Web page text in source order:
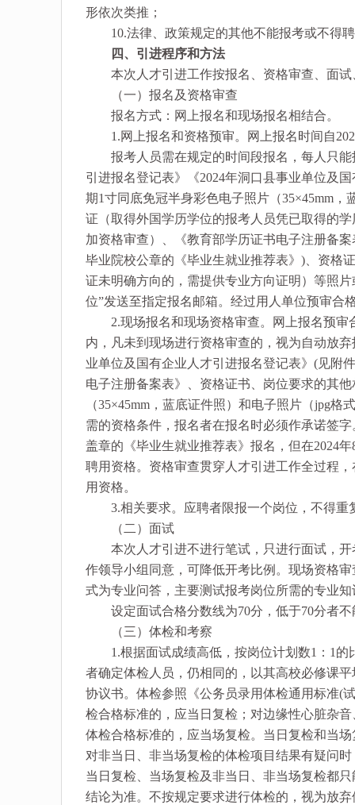
形依次类推；
10.法律、政策规定的其他不能报考或不得
四、引进程序和方法
本次人才引进工作按报名、资格审查、面试
（一）报名及资格审查
报名方式：网上报名和现场报名相结合。
1.网上报名和资格预审。网上报名时间自
报考人员需在规定的时间段报名，每人只能
引进报名登记表》《2024年洞口县事业单位及
期1寸同底免冠半身彩色电子照片（35×45mm
证（取得外国学历学位的报考人员凭已取得的
加资格审查）、《教育部学历证书电子注册备
毕业院校公章的《毕业生就业推荐表》)、资格
证未明确方向的，需提供专业方向证明）等照
位”发送至指定报名邮箱。经过用人单位预审合
2.现场报名和现场资格审查。网上报名预审
内，凡未到现场进行资格审查的，视为自动放
业单位及国有企业人才引进报名登记表》(见附
电子注册备案表》、资格证书、岗位要求的其
（35×45mm，蓝底证件照）和电子照片（jpg
需的资格条件，报名者在报名时必须作承诺签
盖章的《毕业生就业推荐表》报名，但在2024
聘用资格。资格审查贯穿人才引进工作全过程
用资格。
3.相关要求。应聘者限报一个岗位，不得重
（二）面试
本次人才引进不进行笔试，只进行面试，开
作领导小组同意，可降低开考比例。现场资格
式为专业问答，主要测试报考岗位所需的专业
设定面试合格分数线为70分，低于70分者不
（三）体检和考察
1.根据面试成绩高低，按岗位计划数1：1的
者确定体检人员，仍相同的，以其高校必修课
协议书。体检参照《公务员录用体检通用标准(
检合格标准的，应当日复检；对边缘性心脏杂
体检合格标准的，应当场复检。当日复检和当
对非当日、非当场复检的体检项目结果有疑问
当日复检、当场复检及非当日、非当场复检都
结论为准。不按规定要求进行体检的，视为放